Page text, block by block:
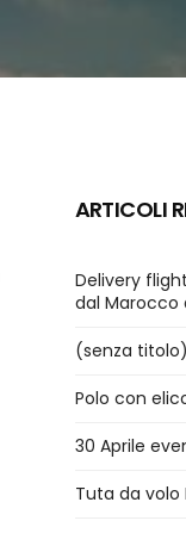
ARTICOLI
Delivery
dal Marocco
(senza titolo)
Polo con
30 Aprile
Tuta da volo